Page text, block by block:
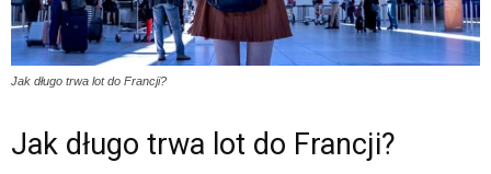
Jak długo trwa lot do Francji?
Jak długo trwa lot do Francji?